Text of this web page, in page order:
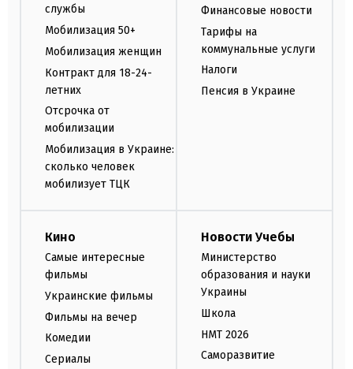
службы
Мобилизация 50+
Мобилизация женщин
Контракт для 18-24-
летних
Отсрочка от
мобилизации
Мобилизация в Украине:
сколько человек
мобилизует ТЦК
Финансовые новости
Тарифы на
коммунальные услуги
Налоги
Пенсия в Украине
Кино
Самые интересные
фильмы
Украинские фильмы
Фильмы на вечер
Комедии
Сериалы
Новости Учебы
Министерство
образования и науки
Украины
Школа
НМТ 2026
Саморазвитие